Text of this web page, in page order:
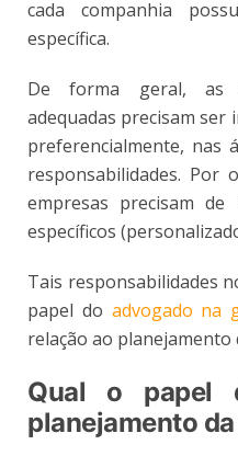
cada companhia
específica.
De forma geral, as
adequadas precisam ser
preferencialmente, nas
responsabilidades. Por
empresas precisam de
específicos
Tais responsabilidades
papel do advogado na
relação ao planejamento
Qual o papel
planejamento